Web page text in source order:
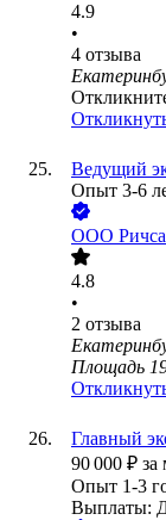
4.9
•
4 отзыва
Ведущий
Опыт 3-6
ООО
4.8
•
2 отзыва
Площадь
Главный
90 000 ₽ за
Опыт 1-3
Выплаты: